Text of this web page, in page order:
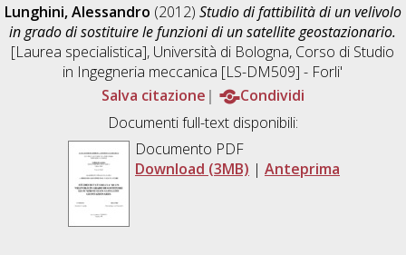
Lunghini, Alessandro (2012) Studio di fattibilità di un velivolo
in grado di sostituire le funzioni di un satellite geostazionario.
[Laurea specialistica], Università di Bologna, Corso di Studio
in Ingegneria meccanica [LS-DM509] - Forli'
Salva citazione
Condividi
Documenti full-text disponibili:
Documento PDF
Download (3MB) | Anteprima